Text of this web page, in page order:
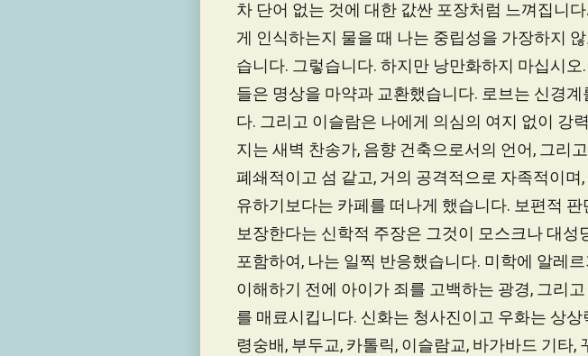
차 단어 없는 것에 대한 값싼 포장처럼 느껴집니
게 인식하는지 물을 때 나는 중립성을 가장하지
습니다. 그렇습니다. 하지만 낭만화하지 마십시
들은 명상을 마약과 교환했습니다. 로브는 신경
다. 그리고 이슬람은 나에게 의심의 여지 없이 강
지는 새벽 찬송가, 음향 건축으로서의 언어, 그리
폐쇄적이고 섬 같고, 거의 공격적으로 자족적이
유하기보다는 카페를 떠나게 했습니다. 보편적
보장한다는 신학적 주장은 그것이 모스크나 대
포함하여, 나는 일찍 반응했습니다. 미학에 알레
이해하기 전에 아이가 죄를 고백하는 광경, 그리
를 매료시킵니다. 신화는 청사진이고 우화는 상
령숭배, 부두교, 카톨릭, 이슬람교, 바가바드 기타